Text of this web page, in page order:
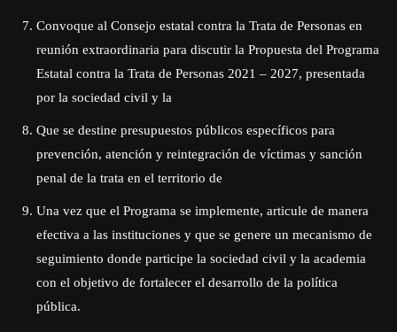
Convoque al Consejo estatal contra la Trata de Personas en
reunión extraordinaria para discutir la Propuesta del Programa
Estatal contra la Trata de Personas 2021 – 2027, presentada
por la sociedad civil y la
Que se destine presupuestos públicos específicos para
prevención, atención y reintegración de víctimas y sanción
penal de la trata en el territorio de
Una vez que el Programa se implemente, articule de manera
efectiva a las instituciones y que se genere un mecanismo de
seguimiento donde participe la sociedad civil y la academia
con el objetivo de fortalecer el desarrollo de la política
pública.